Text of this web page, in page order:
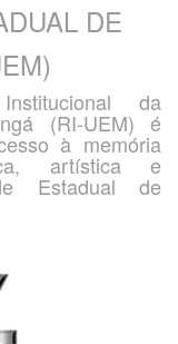
DE
da
(RI-UEM) é
à memória
artística e
Estadual de